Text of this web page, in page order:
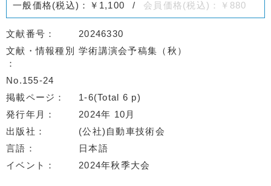
一般価格(税込)：￥1,100
会員価格(税込)：￥880
文献番号
20246330
文献・情報種別
学術講演会予稿集（秋）
No.155-24
掲載ページ
1-6(Total 6 p)
発行年月
2024年 10月
出版社
(公社)自動車技術会
言語
日本語
イベント
2024年秋季大会